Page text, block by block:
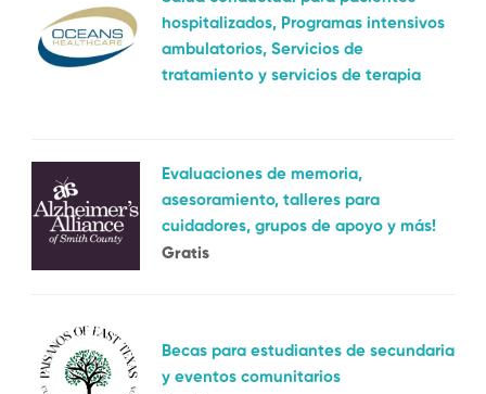
hospitalizados, Programas intensivos
ambulatorios, Servicios de
tratamiento y servicios de terapia
Evaluaciones de memoria,
asesoramiento, talleres para
cuidadores, grupos de apoyo y más!
Gratis
Becas para estudiantes de secundaria
y eventos comunitarios